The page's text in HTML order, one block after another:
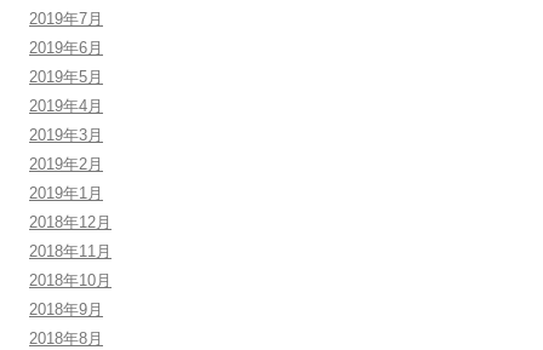
2019年7月
2019年6月
2019年5月
2019年4月
2019年3月
2019年2月
2019年1月
2018年12月
2018年11月
2018年10月
2018年9月
2018年8月